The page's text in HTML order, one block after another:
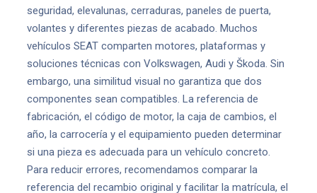
seguridad, elevalunas, cerraduras, paneles de puerta,
volantes y diferentes piezas de acabado. Muchos
vehículos SEAT comparten motores, plataformas y
soluciones técnicas con Volkswagen, Audi y Škoda. Sin
embargo, una similitud visual no garantiza que dos
componentes sean compatibles. La referencia de
fabricación, el código de motor, la caja de cambios, el
año, la carrocería y el equipamiento pueden determinar
si una pieza es adecuada para un vehículo concreto.
Para reducir errores, recomendamos comparar la
referencia del recambio original y facilitar la matrícula, el